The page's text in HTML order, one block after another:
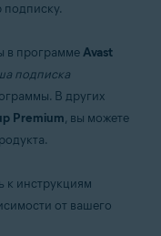
Education — 32- или 64-
64-разрядная версия
/ Professional /
подписку.
в программеAvast
подписка
В других
Premium, вы можете
к инструкциям
от вашего